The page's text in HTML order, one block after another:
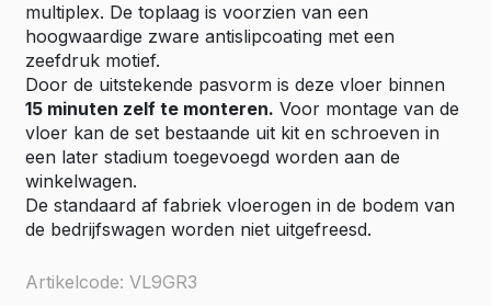
multiplex. De toplaag is voorzien van een
hoogwaardige zware antislipcoating met een
zeefdruk motief.
Door de uitstekende pasvorm is deze vloer binnen
15 minuten zelf te monteren. Voor montage van de
vloer kan de set bestaande uit kit en schroeven in
een later stadium toegevoegd worden aan de
winkelwagen.
De standaard af fabriek vloerogen in de bodem van
de bedrijfswagen worden niet uitgefreesd.
Artikelcode: VL9GR3